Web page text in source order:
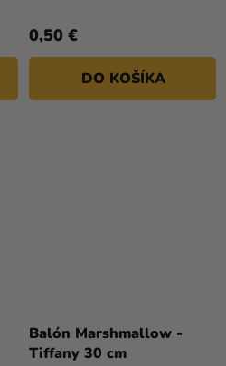
0,50 €
DO KOŠÍKA
Balón Marshmallow -
Tiffany 30 cm